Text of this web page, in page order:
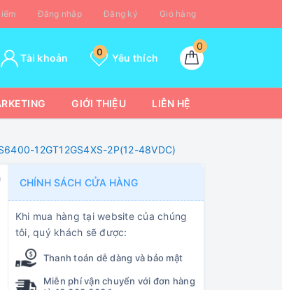
Đăng nhập Đăng ký Giỏ hàng
0
Yêu thích
0
Tài khoản
GIỚI THIỆU LIÊN HỆ
12GT12GS4XS-2P(12-48VDC)
CHÍNH SÁCH CỬA HÀNG
Khi mua hàng tại website của chúng
tôi, quý khách sẽ được:
Thanh toán dễ dàng và bảo mật
Miễn phí vận chuyển với đơn hàng